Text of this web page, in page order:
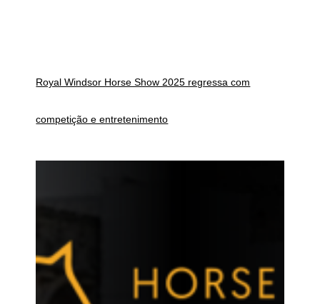
Royal Windsor Horse Show 2025 regressa com
competição e entretenimento